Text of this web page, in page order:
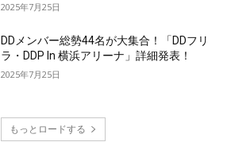
2025年7月25日
DDメンバー総勢44名が大集合！「DDフリ
ラ・DDP In 横浜アリーナ」詳細発表！
2025年7月25日
もっとロードする